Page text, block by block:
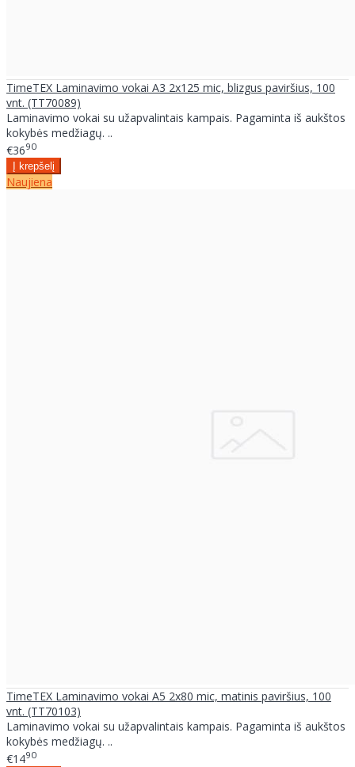
TimeTEX Laminavimo vokai A3 2x125 mic, blizgus paviršius, 100
vnt. (TT70089)
Laminavimo vokai su užapvalintais kampais. Pagaminta iš aukštos
kokybės medžiagų. ..
€3690
Naujiena
TimeTEX Laminavimo vokai A5 2x80 mic, matinis paviršius, 100
vnt. (TT70103)
Laminavimo vokai su užapvalintais kampais. Pagaminta iš aukštos
kokybės medžiagų. ..
€1490